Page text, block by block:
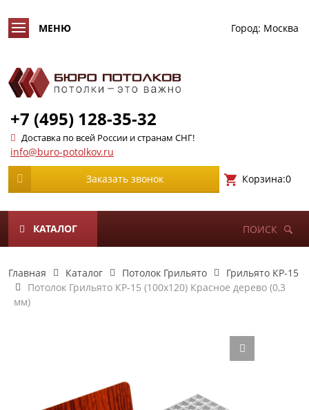
Город: Москва
+7 (495) 128-35-32
Доставка по всей России и странам СНГ!
info@buro-potolkov.ru
Заказать звонок Корзина:0
КАТАЛОГ ПОИСК
Главная Каталог Потолок Грильято
Грильято КР-15
Потолок Грильято КР-15 (100х120) Красное дерево (0,3
мм)